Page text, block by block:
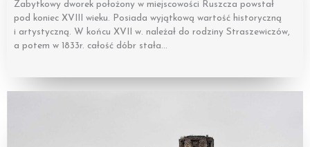
Zabytkowy dworek położony w miejscowości Ruszcza powstał
pod koniec XVIII wieku. Posiada wyjątkową wartość historyczną
i artystyczną. W końcu XVII w. należał do rodziny Straszewiczów,
a potem w 1833r. całość dóbr stała…